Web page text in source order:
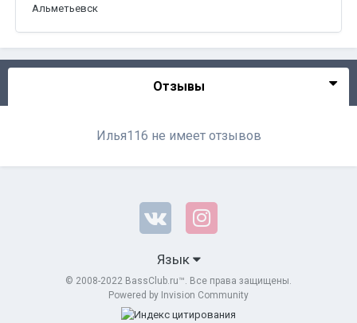
Альметьевск
Отзывы
Илья116 не имеет отзывов
Язык
© 2008-2022 BassClub.ru™. Все права защищены.
Powered by Invision Community